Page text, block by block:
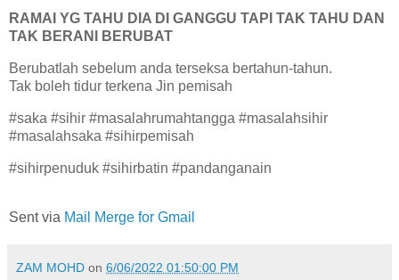
RAMAI YG TAHU DIA DI GANGGU TAPI TAK TAHU DAN
TAK BERANI BERUBAT
Berubatlah sebelum anda terseksa bertahun-tahun.
Tak boleh tidur terkena Jin pemisah
#saka #sihir #masalahrumahtangga #masalahsihir
#masalahsaka #sihirpemisah
#sihirpenuduk #sihirbatin #pandanganain
Sent via Mail Merge for Gmail
ZAM MOHD on 6/06/2022 01:50:00 PM